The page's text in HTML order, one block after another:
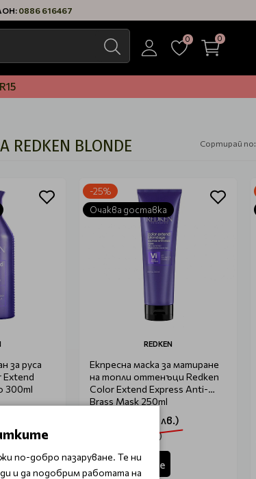
0886 616467
0 0
BLONDE Сортирай по:
за руса
Extend
300ml
-25%
Очаква доставка
REDKEN
Екпресна маска за матиране
на топли оттенъци Redken
Color Extend Express Anti-
Brass Mask 250ml
€ 31.05 (60.73 лв.)
€ 41.41 (81.00 лв.)
Уведоми ме
по-добро пазаруване. Те ни
и да подобрим работата на